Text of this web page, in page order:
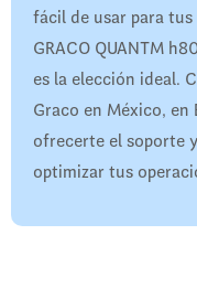
fácil de usar para
GRACO QUANTM
es la elección ideal.
Graco en México, en
ofrecerte el soporte
optimizar tus